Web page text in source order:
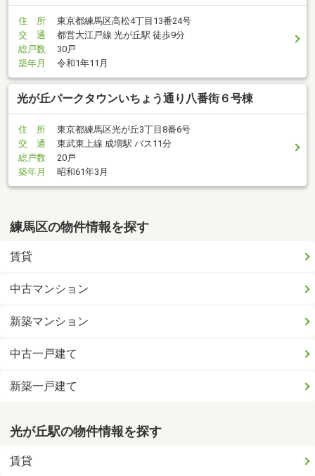
住 所
東京都練馬区高松4丁目13番24号
交 通
都営大江戸線 光が丘駅 徒歩9分
総戸数
30戸
築年月
令和1年11月
光が丘パークタウンいちょう通り八番街６号棟
住 所
東京都練馬区光が丘3丁目8番6号
交 通
東武東上線 成増駅 バス11分
総戸数
20戸
築年月
昭和61年3月
練馬区の物件情報を探す
賃貸
中古マンション
新築マンション
中古一戸建て
新築一戸建て
光が丘駅の物件情報を探す
賃貸